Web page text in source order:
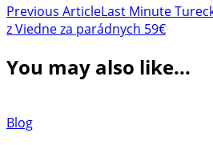
Post
Navigation
Previous ArticleLast Minute
z Viedne za parádnych 59€
You may also like...
Blog